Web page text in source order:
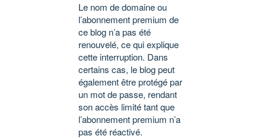
Le nom de domaine ou
l’abonnement premium de
ce blog n’a pas été
renouvelé, ce qui explique
cette interruption. Dans
certains cas, le blog peut
également être protégé par
un mot de passe, rendant
son accès limité tant que
l’abonnement premium n’a
pas été réactivé.